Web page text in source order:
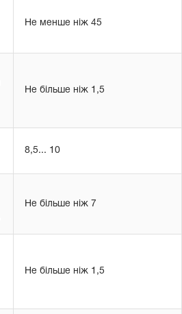
Не менше ніж 45
Не більше ніж 1,5
8,5... 10
Не більше ніж 7
Не більше ніж 1,5